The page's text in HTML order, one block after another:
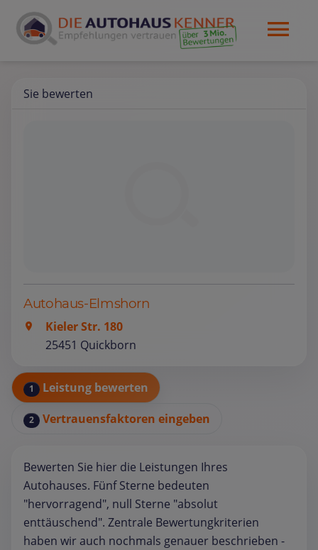
Sie bewerten
Autohaus-Elmshorn
Kieler Str. 180
25451 Quickborn
1 Leistung bewerten
2 Vertrauensfaktoren eingeben
Bewerten Sie hier die Leistungen Ihres
Autohauses. Fünf Sterne bedeuten
"hervorragend", null Sterne "absolut
enttäuschend". Zentrale Bewertungkriterien
haben wir auch nochmals genauer beschrieben -